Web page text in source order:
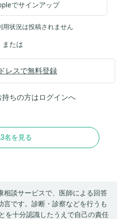
でサインアップ
状況は投稿されません
または
レスで無料登録
ちの方はログインへ
名を見る
相談サービスで、医師による回答
言です。診断・診察などを行うも
を十分認識したうえで自己の責任